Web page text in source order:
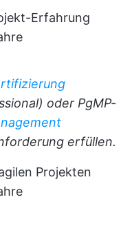
Erfahrung
oder PgMP-
erfüllen.
Projekten